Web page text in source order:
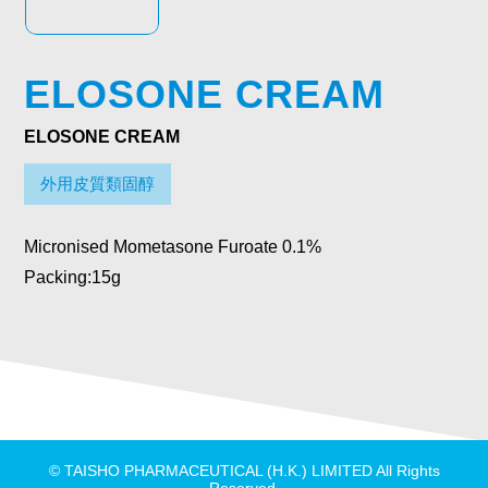
ELOSONE CREAM
ELOSONE CREAM
外用皮質類固醇
Micronised Mometasone Furoate 0.1%
Packing:15g
© TAISHO PHARMACEUTICAL (H.K.) LIMITED All Rights